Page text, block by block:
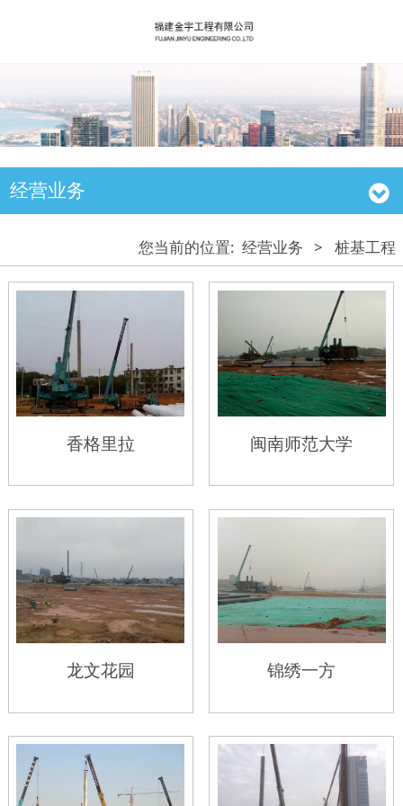
经营业务
您当前的位置: 经营业务 > 桩基工程
香格里拉 闽南师范大学
龙文花园 锦绣一方